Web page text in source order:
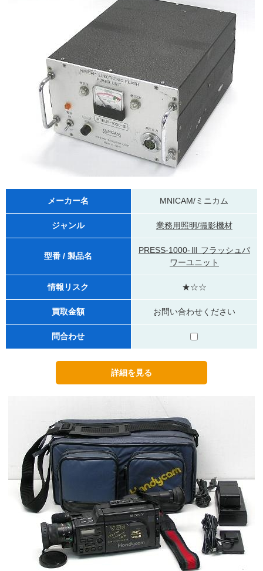
メーカー名 MNICAM/ミニカム
ジャンル 業務用照明/撮影機材
型番 / 製品名
PRESS-1000-Ⅲ フラッシュパ
ワーユニット
情報リスク ★☆☆
買取金額 お問い合わせください
問合わせ